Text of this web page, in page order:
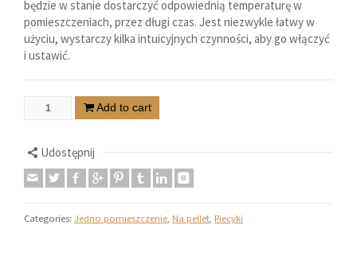
będzie w stanie dostarczyć odpowiednią temperaturę w
pomieszczeniach, przez długi czas. Jest niezwykle łatwy w
użyciu, wystarczy kilka intuicyjnych czynności, aby go włączyć
i ustawić.
Add to cart
Udostępnij
Categories: Jedno pomieszczenie Na pellet Piecyki